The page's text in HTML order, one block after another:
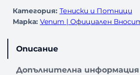
Категория: Тениски и Потници
Марка: Venum | Официален
Описание
Допълнителна информация